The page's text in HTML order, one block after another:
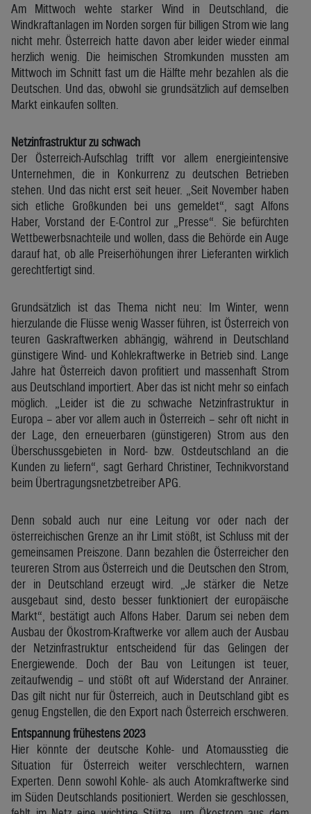
Am Mittwoch wehte starker Wind in Deutschland, die
Windkraftanlagen im Norden sorgen für billigen Strom wie lang
nicht mehr. Österreich hatte davon aber leider wieder einmal
herzlich wenig. Die heimischen Stromkunden mussten am
Mittwoch im Schnitt fast um die Hälfte mehr bezahlen als die
Deutschen. Und das, obwohl sie grundsätzlich auf demselben
Markt einkaufen sollten.
Netzinfrastruktur zu schwach
Der Österreich-Aufschlag trifft vor allem energieintensive
Unternehmen, die in Konkurrenz zu deutschen Betrieben
stehen. Und das nicht erst seit heuer. „Seit November haben
sich etliche Großkunden bei uns gemeldet“, sagt Alfons
Haber, Vorstand der E-Control zur „Presse“. Sie befürchten
Wettbewerbsnachteile und wollen, dass die Behörde ein Auge
darauf hat, ob alle Preiserhöhungen ihrer Lieferanten wirklich
gerechtfertigt sind.
Grundsätzlich ist das Thema nicht neu: Im Winter, wenn
hierzulande die Flüsse wenig Wasser führen, ist Österreich von
teuren Gaskraftwerken abhängig, während in Deutschland
günstigere Wind- und Kohlekraftwerke in Betrieb sind. Lange
Jahre hat Österreich davon profitiert und massenhaft Strom
aus Deutschland importiert. Aber das ist nicht mehr so einfach
möglich. „Leider ist die zu schwache Netzinfrastruktur in
Europa – aber vor allem auch in Österreich – sehr oft nicht in
der Lage, den erneuerbaren (günstigeren) Strom aus den
Überschussgebieten in Nord- bzw. Ostdeutschland an die
Kunden zu liefern“, sagt Gerhard Christiner, Technikvorstand
beim Übertragungsnetzbetreiber APG.
Denn sobald auch nur eine Leitung vor oder nach der
österreichischen Grenze an ihr Limit stößt, ist Schluss mit der
gemeinsamen Preiszone. Dann bezahlen die Österreicher den
teureren Strom aus Österreich und die Deutschen den Strom,
der in Deutschland erzeugt wird. „Je stärker die Netze
ausgebaut sind, desto besser funktioniert der europäische
Markt“, bestätigt auch Alfons Haber. Darum sei neben dem
Ausbau der Ökostrom-Kraftwerke vor allem auch der Ausbau
der Netzinfrastruktur entscheidend für das Gelingen der
Energiewende. Doch der Bau von Leitungen ist teuer,
zeitaufwendig – und stößt oft auf Widerstand der Anrainer.
Das gilt nicht nur für Österreich, auch in Deutschland gibt es
genug Engstellen, die den Export nach Österreich erschweren.
Entspannung frühestens 2023
Hier könnte der deutsche Kohle- und Atomausstieg die
Situation für Österreich weiter verschlechtern, warnen
Experten. Denn sowohl Kohle- als auch Atomkraftwerke sind
im Süden Deutschlands positioniert. Werden sie geschlossen,